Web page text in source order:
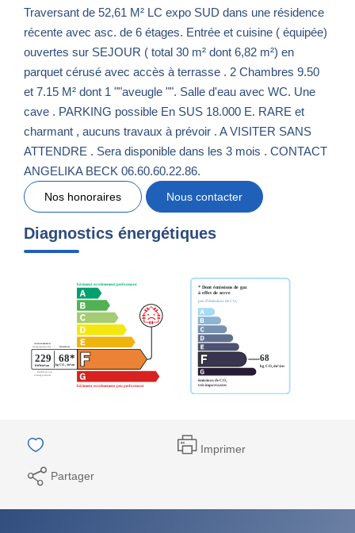
Traversant de 52,61 M² LC expo SUD dans une résidence
récente avec asc. de 6 étages. Entrée et cuisine ( équipée)
ouvertes sur SEJOUR ( total 30 m² dont 6,82 m²) en
parquet cérusé avec accès à terrasse . 2 Chambres 9.50
et 7.15 M² dont 1 ""aveugle "". Salle d'eau avec WC. Une
cave . PARKING possible En SUS 18.000 E. RARE et
charmant , aucuns travaux à prévoir . A VISITER SANS
ATTENDRE . Sera disponible dans les 3 mois . CONTACT
ANGELIKA BECK 06.60.60.22.86.
Nos honoraires Nous contacter
Diagnostics énergétiques
Imprimer
Partager